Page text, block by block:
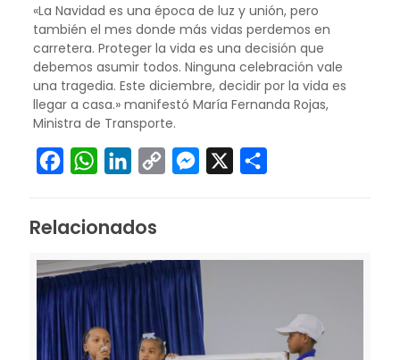
«La Navidad es una época de luz y unión, pero
también el mes donde más vidas perdemos en
carretera. Proteger la vida es una decisión que
debemos asumir todos. Ninguna celebración vale
una tragedia. Este diciembre, decidir por la vida es
llegar a casa.» manifestó María Fernanda Rojas,
Ministra de Transporte.
FacebookWhatsAppLinkedIn
Copy
Messenger
Relacionados